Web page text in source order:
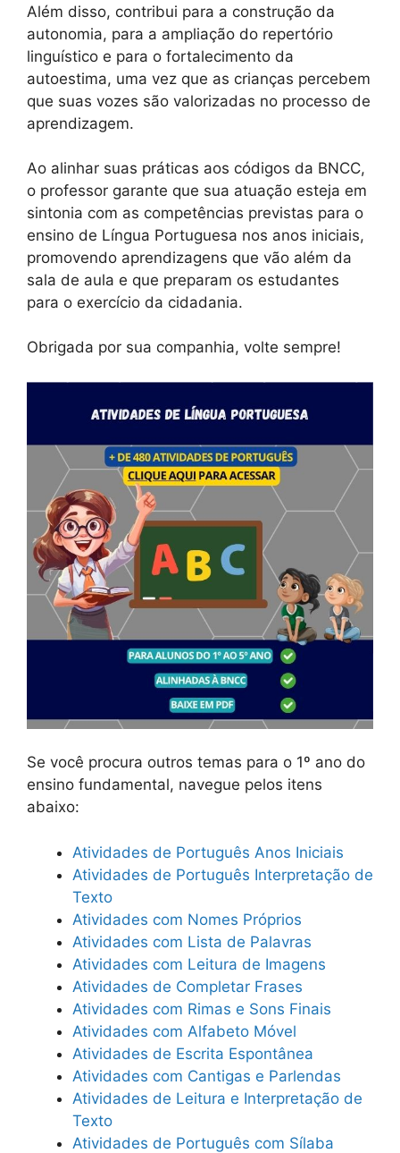
Além disso, contribui para a construção da
autonomia, para a ampliação do repertório
linguístico e para o fortalecimento da
autoestima, uma vez que as crianças percebem
que suas vozes são valorizadas no processo de
aprendizagem.
Ao alinhar suas práticas aos códigos da BNCC,
o professor garante que sua atuação esteja em
sintonia com as competências previstas para o
ensino de Língua Portuguesa nos anos iniciais,
promovendo aprendizagens que vão além da
sala de aula e que preparam os estudantes
para o exercício da cidadania.
Obrigada por sua companhia, volte sempre!
Se você procura outros temas para o 1º ano do
ensino fundamental, navegue pelos itens
abaixo:
Atividades de Português Anos Iniciais
Atividades de Português Interpretação de
Texto
Atividades com Nomes Próprios
Atividades com Lista de Palavras
Atividades com Leitura de Imagens
Atividades de Completar Frases
Atividades com Rimas e Sons Finais
Atividades com Alfabeto Móvel
Atividades de Escrita Espontânea
Atividades com Cantigas e Parlendas
Atividades de Leitura e Interpretação de
Texto
Atividades de Português com Sílaba